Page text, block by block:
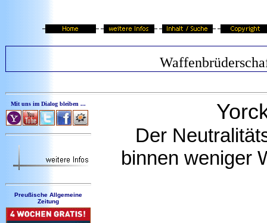
Mit uns im Dialog bleiben ...
Preußische Allgemeine
Zeitung
Der
binnen weniger